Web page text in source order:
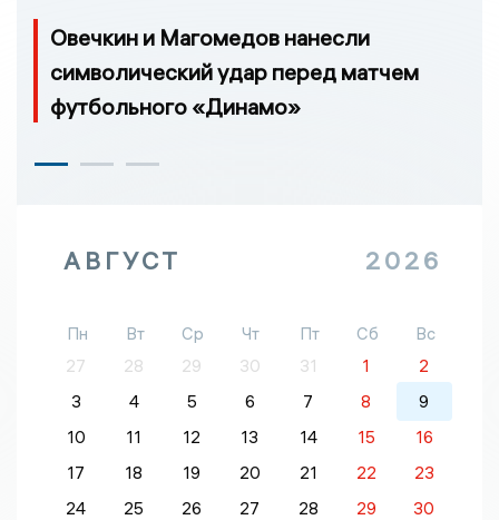
Овечкин и Магомедов нанесли
символический удар перед матчем
футбольного «Динамо»
АВГУСТ 2026
Пн Вт Ср Чт Пт Сб
Вс
27
28 29 30 31 1
2
3
4 5 6 7 8
9
10
11 12 13 14 15
16
17
18 19 20 21 22
23
24
25 26 27 28 29
30